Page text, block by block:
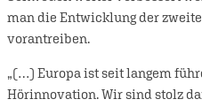
man die Entwicklung der
vorantreiben.
„(…) Europa ist seit langem
Hörinnovation. Wir sind stolz